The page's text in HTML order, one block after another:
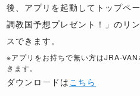
後、アプリを起動してトップペ
調教国予想プレゼント！」のリ
スできます。
※アプリをお持ちで無い方はJRA-
きます。
ダウンロードは こちら